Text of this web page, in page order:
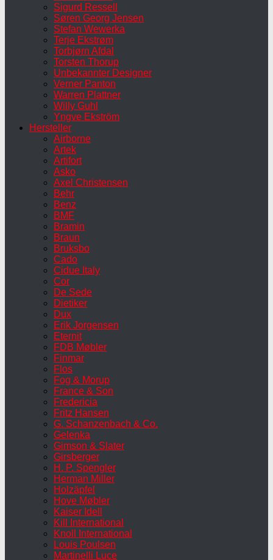
Sigurd Ressell
Søren Georg Jensen
Stefan Wewerka
Terje Ekstrøm
Torbjørn Afdal
Torsten Thorup
Unbekannter Designer
Verner Panton
Warren Plattner
Willy Guhl
Yngve Ekström
Hersteller
Airborne
Artek
Artifort
Asko
Axel Christensen
Behr
Benz
BMF
Bramin
Braun
Bruksbo
Cado
Cidue Italy
Cor
De Sede
Dietiker
Dux
Erik Jorgensen
Eternit
FDB Møbler
Finmar
Flos
Fog & Morup
France & Son
Fredericia
Fritz Hansen
G. Schanzenbach & Co.
Gelenka
Gimson & Slater
Girsberger
H. P. Spengler
Herman Miller
Holzäpfel
Hove Møbler
Kaiser Idell
Kill International
Knoll International
Louis Poulsen
Martinelli Luce